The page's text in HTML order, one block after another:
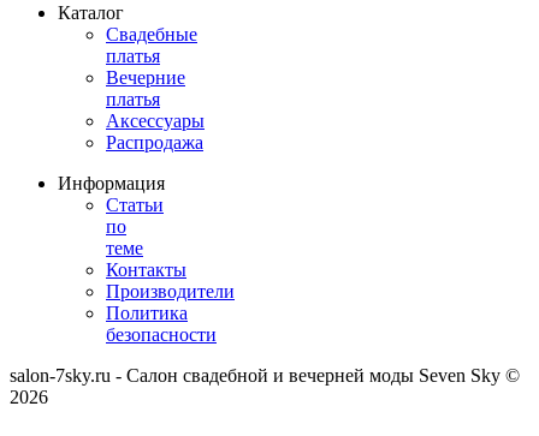
Каталог
Свадебные
платья
Вечерние
платья
Аксессуары
Распродажа
Информация
Статьи
по
теме
Контакты
Производители
Политика
безопасности
salon-7sky.ru - Салон свадебной и вечерней моды Seven Sky ©
2026